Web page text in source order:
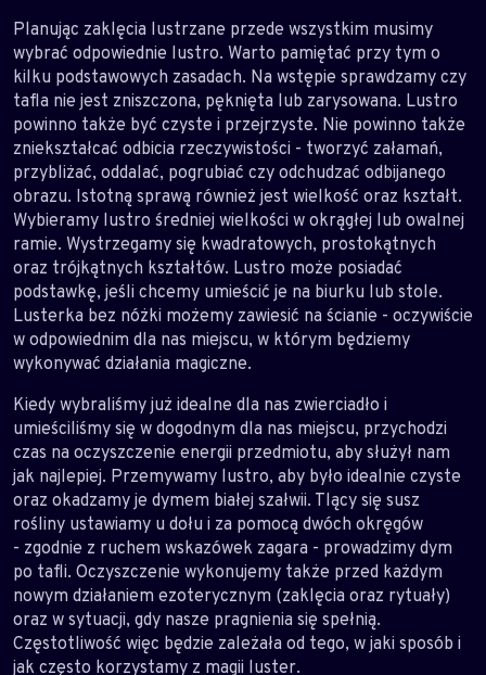
Planując zaklęcia lustrzane przede wszystkim musimy
wybrać odpowiednie lustro. Warto pamiętać przy tym o
kilku podstawowych zasadach. Na wstępie sprawdzamy czy
tafla nie jest zniszczona, pęknięta lub zarysowana. Lustro
powinno także być czyste i przejrzyste. Nie powinno także
zniekształcać odbicia rzeczywistości - tworzyć załamań,
przybliżać, oddalać, pogrubiać czy odchudzać odbijanego
obrazu. Istotną sprawą również jest wielkość oraz kształt.
Wybieramy lustro średniej wielkości w okrągłej lub owalnej
ramie. Wystrzegamy się kwadratowych, prostokątnych
oraz trójkątnych kształtów. Lustro może posiadać
podstawkę, jeśli chcemy umieścić je na biurku lub stole.
Lusterka bez nóżki możemy zawiesić na ścianie - oczywiście
w odpowiednim dla nas miejscu, w którym będziemy
wykonywać działania magiczne.
Kiedy wybraliśmy już idealne dla nas zwierciadło i
umieściliśmy się w dogodnym dla nas miejscu, przychodzi
czas na oczyszczenie energii przedmiotu, aby służył nam
jak najlepiej. Przemywamy lustro, aby było idealnie czyste
oraz okadzamy je dymem białej szałwii. Tlący się susz
rośliny ustawiamy u dołu i za pomocą dwóch okręgów
- zgodnie z ruchem wskazówek zagara - prowadzimy dym
po tafli. Oczyszczenie wykonujemy także przed każdym
nowym działaniem ezoterycznym (zaklęcia oraz rytuały)
oraz w sytuacji, gdy nasze pragnienia się spełnią.
Częstotliwość więc będzie zależała od tego, w jaki sposób i
jak często korzystamy z magii luster.